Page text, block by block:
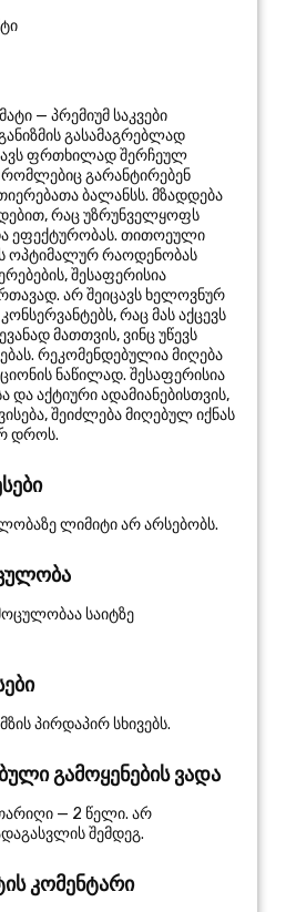
— პრემიუმ საკვები
გასამაგრებლად
ფრთხილად შერჩეულ
რომლებიც გარანტირებენ
ბალანსს. მზადდება
რაც უზრუნველყოფს
ეფექტურობას. თითოეული
ოპტიმალურ რაოდენობას
შესაფერისია
არ შეიცავს ხელოვნურ
რაც მას აქცევს
მათთვის, ვინც უწევს
რეკომენდებულია მიღება
ნაწილად. შესაფერისია
და აქტიური ადამიანებისთვის,
შეიძლება მიღებულ იქნას
დროს.
ლიმიტი არ არსებობს.
საიტზე
პირდაპირ სხივებს.
გამოყენების ვადა
— 2 წელი. არ
შემდეგ.
კომენტარი